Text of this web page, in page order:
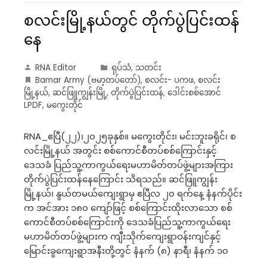
စလင်းမြို့နယ်တွင် တိုက်ပွဲပြင်းထန်
နေ
RNA Editor ရုပ်သံ, သတင်း
Bamar Army (ဗမာ့တပ်တော်), စလင်း- ပကဖ, စလင်း
မြို့နယ်, ဆင်ဖြူကျွန်းမြို့, တိုက်ပွဲပြင်းထန်, ဒေါင်းစစ်အောင်
LPDF, မကွေးတိုင်
RNA_ဧပြီ(၂၂)၊၂၀၂၅ခုနှစ်။ မကွေးတိုင်း၊ မင်းဘူးခရိုင်၊ စ
လင်းမြို့နယ် အတွင်း စစ်ကောင်စီတပ်စစ်ကြောင်းနှင့်
ဒေသခံ ပြည်သူ့ကာကွယ်ရေးမဟာမိတ်တပ်ဖွဲ့များအကြား
တိုက်ပွဲပြင်းထန်နေကြောင်း သိရသည်။ ဆင်ဖြူကျွန်း
မြို့နယ်၊ နွယ်တမယ်ကျေးရွာမှ ဧပြီလ ၂၀ ရက်နေ့ နံနက်ပိုင်း
က အင်အား ၁၈၀ ကျော်ဖြင့် စစ်ကြောင်းထိုးလာသော စစ်
ကောင်စီတပ်စစ်ကြောင်းကို ဒေသခံပြည်သူ့ကာကွယ်ရေး
မဟာမိတ်တပ်ဖွဲ့များက ကျီးသိုက်ကျေးရွာဝန်းကျင်နှင့်
မြောင်းခွကျေးရွာအနီးတို့တွင် နံနက် (၈) နာရီ၊ နံနက် ၁၀